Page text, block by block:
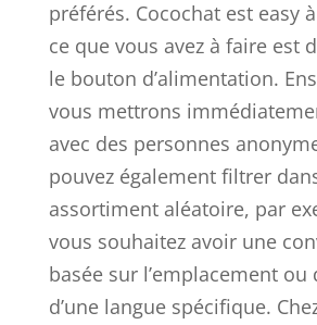
préférés. Cocochat est easy
ce que vous avez à faire est
le bouton d’alimentation.
vous mettrons
avec des personnes
pouvez également filtrer
assortiment aléatoire, par
vous souhaitez avoir une
basée sur l’emplacement ou
d’une langue spécifique.